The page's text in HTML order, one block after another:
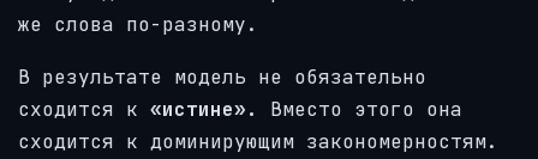
же слова по-разному.
В результате модель не обязательно
сходится к «истине».
Вместо этого она
сходится к доминирующим закономерностям.